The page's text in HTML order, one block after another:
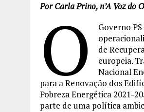
Por Carla Prino, n’A Voz do
O
Governo
de
europeia.
Nacional
para a Renovação dos
Pobreza Energética 2021-
parte de uma política